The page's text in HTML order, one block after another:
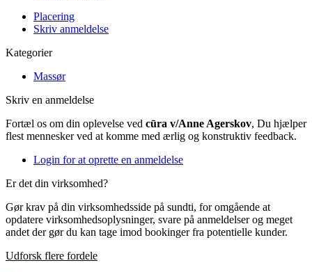
Placering
Skriv anmeldelse
Kategorier
Massør
Skriv en anmeldelse
Fortæl os om din oplevelse ved cūra v/Anne Agerskov, Du hjælper
flest mennesker ved at komme med ærlig og konstruktiv feedback.
Login for at oprette en anmeldelse
Er det din virksomhed?
Gør krav på din virksomhedsside på sundti, for omgående at
opdatere virksomhedsoplysninger, svare på anmeldelser og meget
andet der gør du kan tage imod bookinger fra potentielle kunder.
Udforsk flere fordele